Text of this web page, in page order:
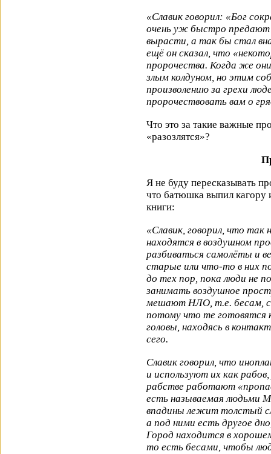
«Славик говорил: «Бог
очень уж быстро предают
вырасти, а так бы стал
ещё он сказал, что
пророчества. Когда же
злым колдуном, но этим
произволению за грехи
пророчествовать вам о
Что это за такие важные
«разозлятся»?
Я не буду пересказывать
что батюшка выпил
книги:
«Славик, говорил, что так
находятся в воздушном
разбиваться самолёты и
старые или что-то в них
до тех пор, пока люди не
занимать воздушное
мешают НЛО, т.е. бесам,
потому что те готовятся
головы, находясь в
сего.
Славик говорил, что
и используют их как
рабстве работают
есть называемая людьми
впадины лежит толстый
а под ними есть другое
Город находится в
то есть бесами, чтобы